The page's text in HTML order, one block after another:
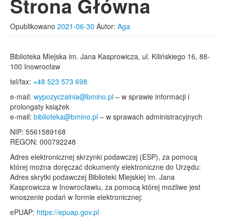
Strona Główna
Opublikowano 2021-06-30 Autor: Aga
Biblioteka Miejska im. Jana Kasprowicza, ul. Kilińskiego 16, 88-
100 Inowrocław
tel/fax: +48 523 573 698
e-mail: wypozyczalnia@bmino.pl – w sprawie informacji i
prolongaty książek
e-mail: biblioteka@bmino.pl – w sprawach administracyjnych
NIP: 5561589168
REGON: 000792248
Adres elektronicznej skrzynki podawczej (ESP), za pomocą
której można doręczać dokumenty elektroniczne do Urzędu:
Adres skrytki podawczej Biblioteki Miejskiej im. Jana
Kasprowicza w Inowrocławiu, za pomocą której możliwe jest
wnoszenie podań w formie elektronicznej:
ePUAP: https://epuap.gov.pl